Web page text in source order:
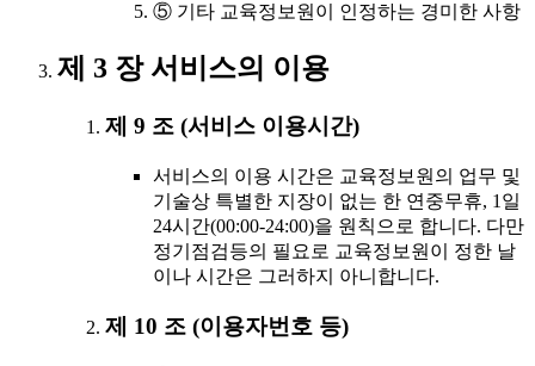
⑤ 기타 교육정보원이 인정하는 경미한 사항
제 3 장 서비스의 이용
제 9 조 (서비스 이용시간)
서비스의 이용 시간은 교육정보원의 업무 및
기술상 특별한 지장이 없는 한 연중무휴, 1일
24시간(00:00-24:00)을 원칙으로 합니다. 다만
정기점검등의 필요로 교육정보원이 정한 날
이나 시간은 그러하지 아니합니다.
제 10 조 (이용자번호 등)